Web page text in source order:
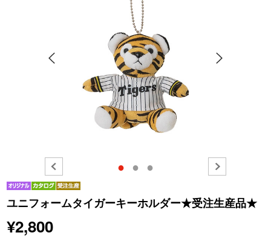
● ● ●
ユニフォームタイガーキーホルダー★受注生産品★
¥2,800